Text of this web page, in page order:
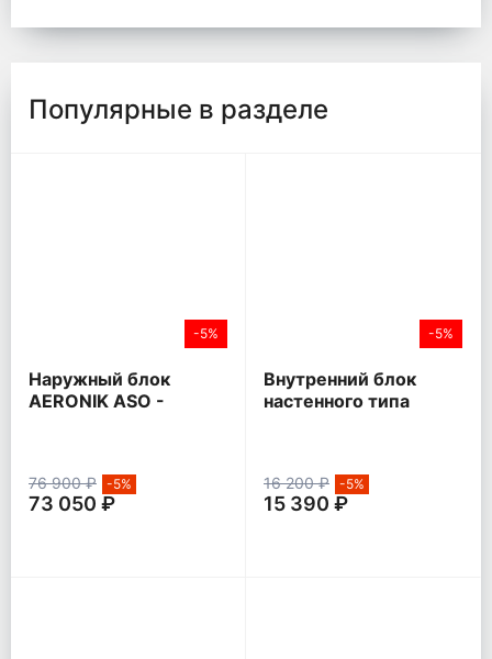
Популярные в разделе
-5%
Наружный блок
AERONIK ASO -
76 900 ₽ -5%
73 050 ₽
-5%
Внутренний блок
настенного типа
16 200 ₽ -5%
15 390 ₽